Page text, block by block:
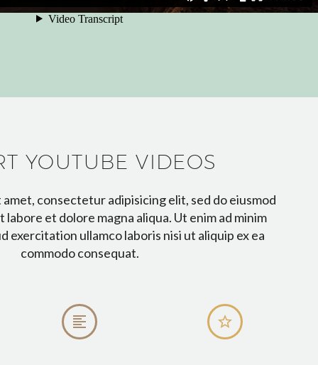
YOUTUBE VIDEOS
consectetur adipisicing elit, sed do eiusmod
et dolore magna aliqua. Ut enim ad minim
exercitation ullamco laboris nisi ut aliquip ex ea
commodo consequat.

 
